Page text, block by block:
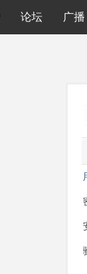
论坛 广播